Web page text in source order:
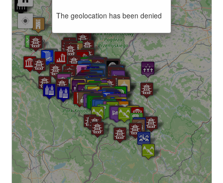
The geolocation has been denied